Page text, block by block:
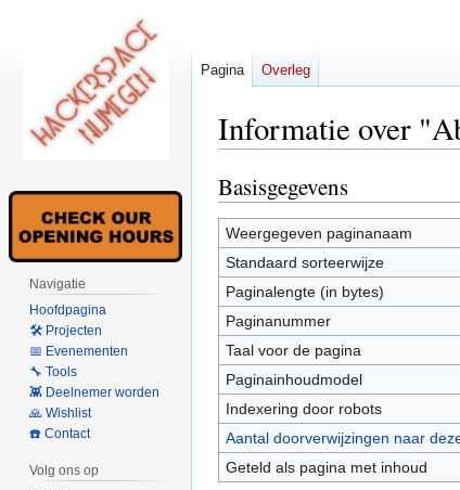
Informatie over
Naar
navigatie
springen
Naar
zoeken
springen
Basisgegevens
Weergegeven paginanaam
Standaard sorteerwijze
Paginalengte (in bytes)
Paginanummer
Taal voor de pagina
Paginainhoudmodel
Indexering door robots
Aantal doorverwijzingen naar
Geteld als pagina met inhoud
Pagina Overleg
Navigatie
Hoofdpagina
🛠 Projecten
📅 Evenementen
🔧 Tools
👾 Deelnemer worden
🙏 Wishlist
☎️ Contact
Volg ons op